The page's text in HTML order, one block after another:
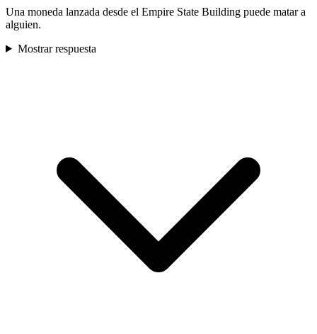
Una moneda lanzada desde el Empire State Building puede matar a
alguien.
Mostrar respuesta